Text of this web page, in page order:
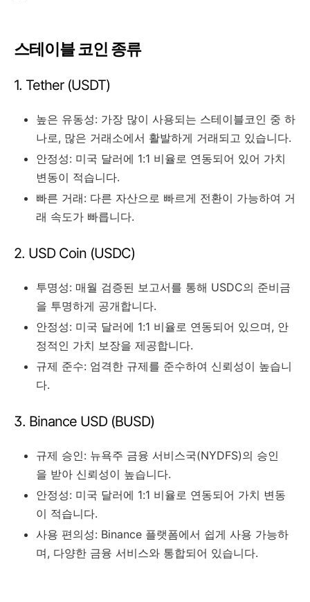
스테이블 코인 종류
1. Tether (USDT)
높은 유동성: 가장 많이 사용되는 스테이블코인 중 하
나로, 많은 거래소에서 활발하게 거래되고 있습니다.
안정성: 미국 달러에 1:1 비율로 연동되어 있어 가치
변동이 적습니다.
빠른 거래: 다른 자산으로 빠르게 전환이 가능하여 거
래 속도가 빠릅니다.
2. USD Coin (USDC)
투명성: 매월 검증된 보고서를 통해 USDC의 준비금
을 투명하게 공개합니다.
안정성: 미국 달러에 1:1 비율로 연동되어 있으며, 안
정적인 가치 보장을 제공합니다.
규제 준수: 엄격한 규제를 준수하여 신뢰성이 높습니
다.
3. Binance USD (BUSD)
규제 승인: 뉴욕주 금융 서비스국(NYDFS)의 승인
을 받아 신뢰성이 높습니다.
안정성: 미국 달러에 1:1 비율로 연동되어 가치 변동
이 적습니다.
사용 편의성: Binance 플랫폼에서 쉽게 사용 가능하
며, 다양한 금융 서비스와 통합되어 있습니다.